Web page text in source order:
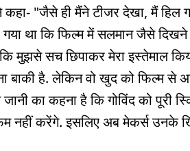
"जैसे ही मैंने टीजर देखा, मैं हिल
गया था कि फिल्म में सलमान जैसे
मुझसे सच छिपाकर मेरा इस्तेमाल
बाकी है. लेकिन वो खुद को फिल्म से
का कहना है कि गोविंद को पूरी
नहीं करेंगे. इसलिए अब मेकर्स उनके